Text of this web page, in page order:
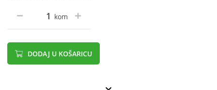
kom
DODAJ U KOŠARICU